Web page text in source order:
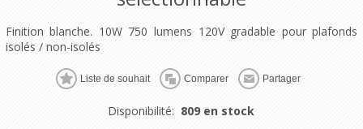
Finition blanche. 10W 750 lumens 120V gradable pour plafonds
isolés / non-isolés
Liste de souhait Comparer Partager
Disponibilité: 809 en stock